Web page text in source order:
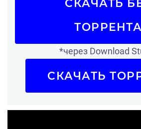
СКАЧАТЬ
ТОРРЕНТА
*через Download
СКАЧАТЬ